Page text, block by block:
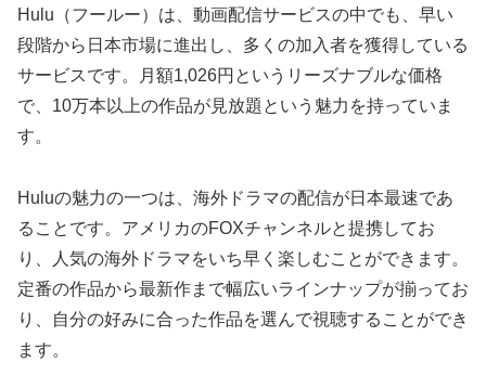
Hulu（フールー）は、動画配信サービスの中でも、早い
段階から日本市場に進出し、多くの加入者を獲得している
サービスです。月額1,026円というリーズナブルな価格
で、10万本以上の作品が見放題という魅力を持っていま
す。
Huluの魅力の一つは、海外ドラマの配信が日本最速であ
ることです。アメリカのFOXチャンネルと提携してお
り、人気の海外ドラマをいち早く楽しむことができます。
定番の作品から最新作まで幅広いラインナップが揃ってお
り、自分の好みに合った作品を選んで視聴することができ
ます。